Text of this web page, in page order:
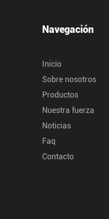
Navegación
Inicio
Sobre nosotros
Productos
Nuestra fuerza
Noticias
Faq
Contacto